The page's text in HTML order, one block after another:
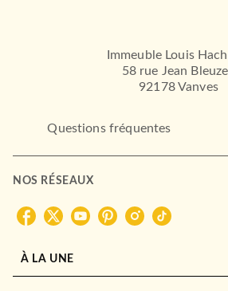
Immeuble Louis
58 rue Jean
92178 Vanves
Questions fréquentes
NOS RÉSEAUX
À LA UNE